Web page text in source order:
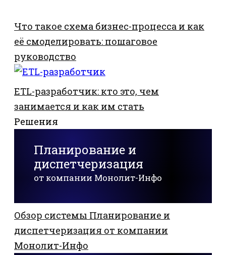
Что такое схема бизнес-процесса и как
её смоделировать: пошаговое
руководство
ETL-разработчик: кто это, чем
занимается и как им стать
Решения
Планирование и
диспетчеризация
от компании Монолит-Инфо
Обзор системы Планирование и
диспетчеризация от компании
Монолит-Инфо